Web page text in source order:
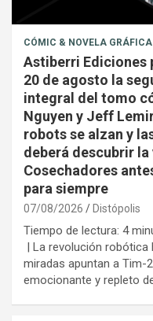
CÓMIC & NOVELA GRÁFICA
Astiberri Ediciones
20 de agosto la
integral del tomo
Nguyen y Jeff
robots se alzan y
deberá descubrir
Cosechadores
para siempre
07/08/2026 Distópolis
Tiempo de lectura: 4
| La revolución
miradas apuntan a Tim-
emocionante y repleto